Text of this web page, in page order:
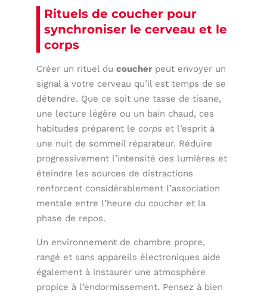
Rituels de coucher pour
synchroniser le cerveau et le
corps
Créer un rituel ducoucherpeut envoyer un
signal à votre cerveau qu’il est temps de se
détendre. Que ce soit une tasse de tisane,
une lecture légère ou un bain chaud, ces
habitudes préparent le corps et l’esprit à
une nuit de sommeil réparateur. Réduire
progressivement l’intensité des lumières et
éteindre les sources de distractions
renforcent considérablement l’association
mentale entre l’heure du coucher et la
phase de repos.
Un environnement de chambre propre,
rangé et sans appareils électroniques aide
également à instaurer une atmosphère
propice à l’endormissement. Pensez à bien